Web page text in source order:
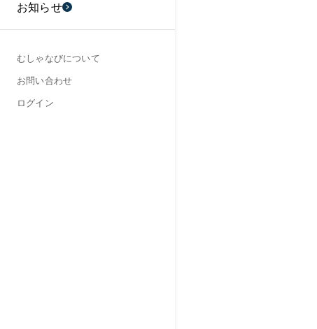
お知らせ
むしゃなびについて
お問い合わせ
ログイン